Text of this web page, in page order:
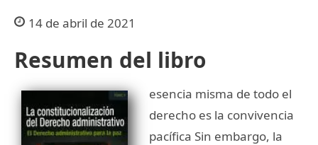
14 de abril de 2021
Resumen del libro
esencia misma de todo el
derecho es la convivencia
pacífica Sin embargo, la